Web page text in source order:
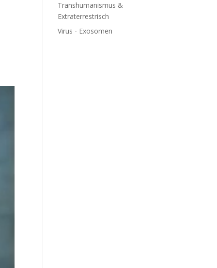
Transhumanismus &
Extraterrestrisch
Virus - Exosomen